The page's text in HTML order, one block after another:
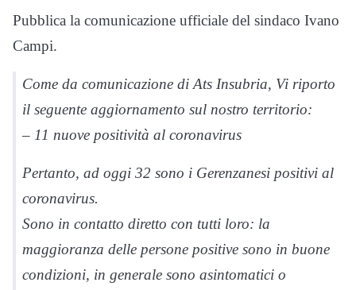
Pubblica la comunicazione ufficiale del sindaco Ivano
Campi.
Come da comunicazione di Ats Insubria, Vi riporto
il seguente aggiornamento sul nostro territorio:
– 11 nuove positività al coronavirus
Pertanto, ad oggi 32 sono i Gerenzanesi positivi al
coronavirus.
Sono in contatto diretto con tutti loro: la
maggioranza delle persone positive sono in buone
condizioni, in generale sono asintomatici o